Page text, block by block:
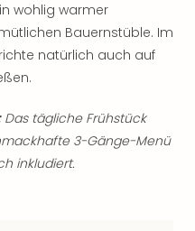
wohlig warmer
Bauernstüble. Im
natürlich auch auf
Das tägliche Frühstück
3-Gänge-Menü
inkludiert.